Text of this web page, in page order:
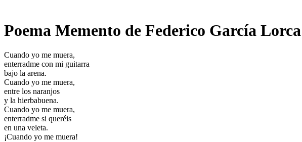
Poema Memento de Federico García Lorca
Cuando yo me muera,
enterradme con mi guitarra
bajo la arena.
Cuando yo me muera,
entre los naranjos
y la hierbabuena.
Cuando yo me muera,
enterradme si queréis
en una veleta.
¡Cuando yo me muera!